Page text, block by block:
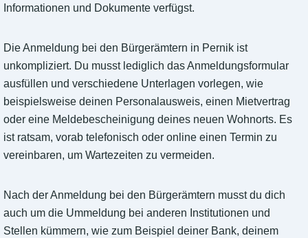
Informationen und Dokumente verfügst.
Die Anmeldung bei den Bürgerämtern in Pernik ist
unkompliziert. Du musst lediglich das Anmeldungsformular
ausfüllen und verschiedene Unterlagen vorlegen, wie
beispielsweise deinen Personalausweis, einen Mietvertrag
oder eine Meldebescheinigung deines neuen Wohnorts. Es
ist ratsam, vorab telefonisch oder online einen Termin zu
vereinbaren, um Wartezeiten zu vermeiden.
Nach der Anmeldung bei den Bürgerämtern musst du dich
auch um die Ummeldung bei anderen Institutionen und
Stellen kümmern, wie zum Beispiel deiner Bank, deinem